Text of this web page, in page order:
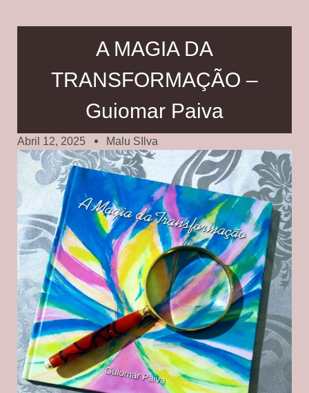
A MAGIA DA
TRANSFORMAÇÃO –
Guiomar Paiva
Abril 12, 2025 Malu SIlva